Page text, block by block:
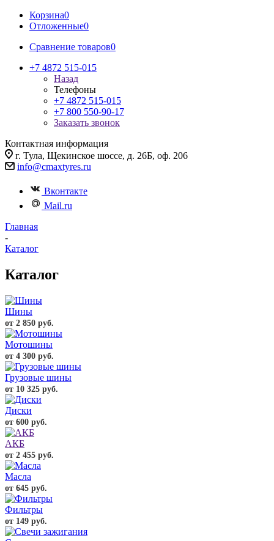
Корзина0
Отложенные0
Сравнение товаров0
+7 4872 515-015
Назад
Телефоны
+7 4872 515-015
+7 800 550-90-17
Заказать звонок
Контактная информация
г. Тула, Щекинское шоссе, д. 26Б, оф. 206
info@cmaxtyres.ru
Вконтакте
Mail.ru
Главная
-
Каталог
Каталог
Шины
от 2 850 руб.
Мотошины
от 4 300 руб.
Грузовые шины
от 10 325 руб.
Диски
от 600 руб.
АКБ
от 2 455 руб.
Масла
от 645 руб.
Фильтры
от 149 руб.